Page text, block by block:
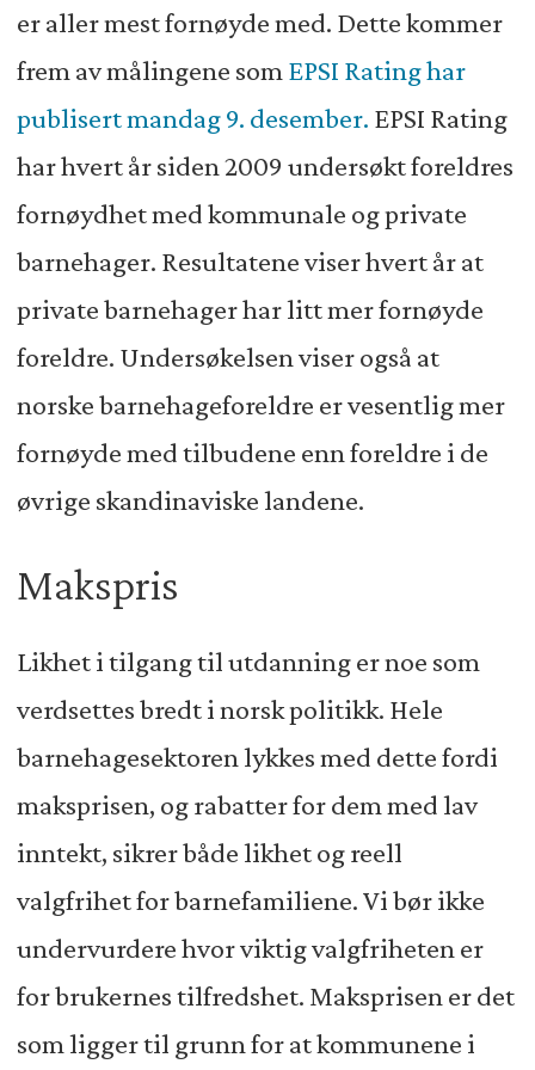
er aller mest fornøyde med. Dette kommer
frem av målingene som EPSI Rating har
publisert mandag 9. desember. EPSI Rating
har hvert år siden 2009 undersøkt foreldres
fornøydhet med kommunale og private
barnehager. Resultatene viser hvert år at
private barnehager har litt mer fornøyde
foreldre. Undersøkelsen viser også at
norske barnehageforeldre er vesentlig mer
fornøyde med tilbudene enn foreldre i de
øvrige skandinaviske landene.
Makspris
Likhet i tilgang til utdanning er noe som
verdsettes bredt i norsk politikk. Hele
barnehagesektoren lykkes med dette fordi
maksprisen, og rabatter for dem med lav
inntekt, sikrer både likhet og reell
valgfrihet for barnefamiliene. Vi bør ikke
undervurdere hvor viktig valgfriheten er
for brukernes tilfredshet. Maksprisen er det
som ligger til grunn for at kommunene i